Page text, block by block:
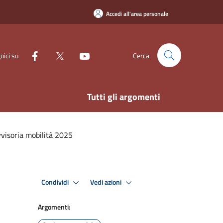
Accedi all'area personale
su Cerca
Tutti gli argomenti
mobilità 2025
Condividi Vedi azioni
Argomenti: